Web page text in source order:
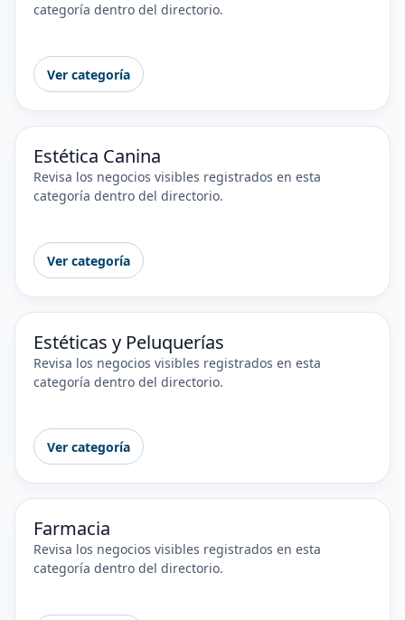
categoría dentro del directorio.
Ver categoría
Estética Canina
Revisa los negocios visibles registrados en esta
categoría dentro del directorio.
Ver categoría
Estéticas y Peluquerías
Revisa los negocios visibles registrados en esta
categoría dentro del directorio.
Ver categoría
Farmacia
Revisa los negocios visibles registrados en esta
categoría dentro del directorio.